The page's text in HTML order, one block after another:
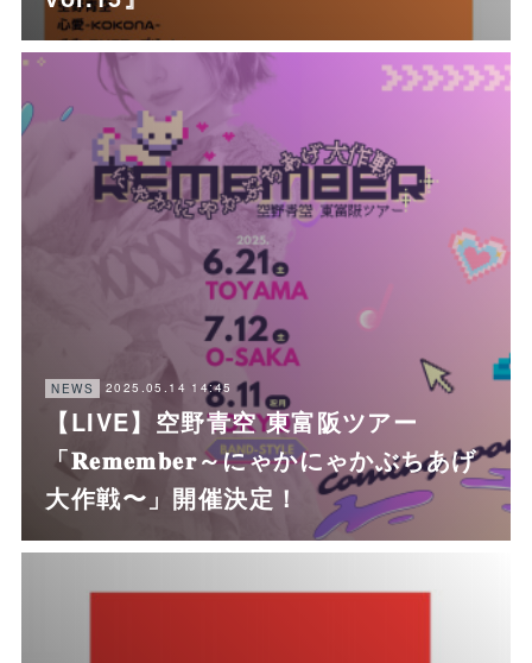
NEWS 2025.05.14 14:45
【LIVE】空野青空 東富阪ツアー
「𝐑𝐞𝐦𝐞𝐦𝐛𝐞𝐫～にゃかにゃかぶちあげ
大作戦〜」開催決定！